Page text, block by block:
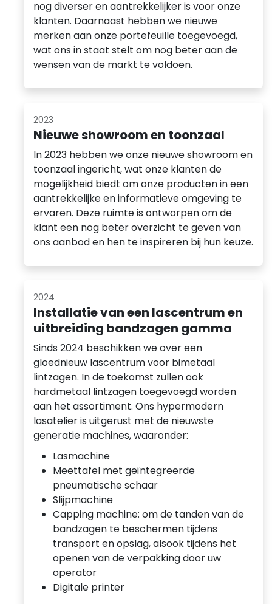
nog diverser en aantrekkelijker is voor onze
klanten. Daarnaast hebben we nieuwe
merken aan onze portefeuille toegevoegd,
wat ons in staat stelt om nog beter aan de
wensen van de markt te voldoen.
2023
Nieuwe showroom en toonzaal
In 2023 hebben we onze nieuwe showroom en
toonzaal ingericht, wat onze klanten de
mogelijkheid biedt om onze producten in een
aantrekkelijke en informatieve omgeving te
ervaren. Deze ruimte is ontworpen om de
klant een nog beter overzicht te geven van
ons aanbod en hen te inspireren bij hun keuze.
2024
Installatie van een lascentrum en
uitbreiding bandzagen gamma
Sinds 2024 beschikken we over een
gloednieuw lascentrum voor bimetaal
lintzagen. In de toekomst zullen ook
hardmetaal lintzagen toegevoegd worden
aan het assortiment. Ons hypermodern
lasatelier is uitgerust met de nieuwste
generatie machines, waaronder:
Lasmachine
Meettafel met geïntegreerde
pneumatische schaar
Slijpmachine
Capping machine: om de tanden van de
bandzagen te beschermen tijdens
transport en opslag, alsook tijdens het
openen van de verpakking door uw
operator
Digitale printer